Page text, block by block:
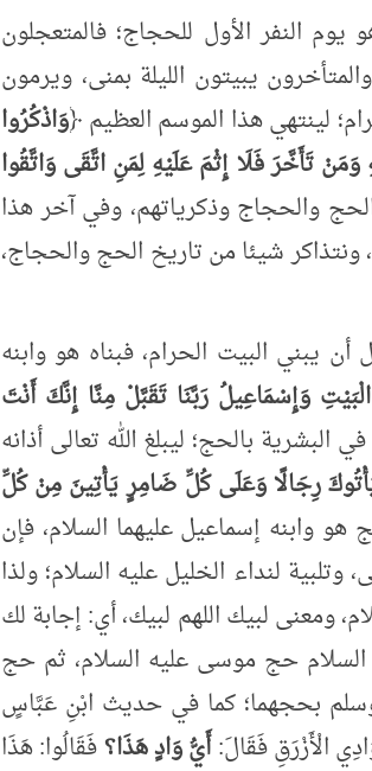
يوم النفر الأول للحجاج؛ فالمتعجلون
يبيتون الليلة بمنى، ويرمون
لينتهي هذا الموسم العظيم ﴿وَاذْكُرُوا
تَأَخَّرَ فَلَا إِثْمَ عَلَيْهِ لِمَنِ اتَّقَى وَاتَّقُوا
ومع ذكر الحج والحجاج وذكرياتهم، وفي آخر هذا
ونتذاكر شيئا من تاريخ الحج والحجاج،
يبني البيت الحرام، فبناه هو وابنه
وَإِسْمَاعِيلُ رَبَّنَا تَقَبَّلْ مِنَّا إِنَّكَ أَنْتَ
يؤذن في البشرية بالحج؛ ليبلغ الله تعالى أذانه
رِجَالًا وَعَلَى كُلِّ ضَامِرٍ يَأْتِينَ مِنْ كُلِّ
وحج هو وابنه إسماعيل عليهما السلام، فإن
لنداء الخليل عليه السلام؛ ولذا
ومعنى لبيك اللهم لبيك، أي: إجابة لك
حج موسى عليه السلام، ثم حج
وسلم بحجهما؛ كما في حديث ابْنِ عَبَّاسٍ
الْأَزْرَقِ فَقَالَ:أَيُّ وَادٍ هَذَا؟فَقَالُوا: هَذَا